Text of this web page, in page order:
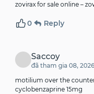
zovirax for sale online –
0 Reply
Saccoy
đã tham gia 08, 2026
motilium over the
cyclobenzaprine 15mg